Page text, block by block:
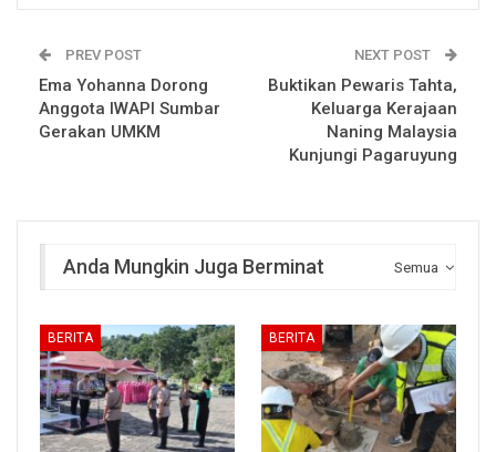
PREV POST
Ema Yohanna Dorong
Anggota IWAPI Sumbar
Gerakan UMKM
NEXT POST
Buktikan Pewaris Tahta,
Keluarga Kerajaan
Naning Malaysia
Kunjungi Pagaruyung
Semua
Anda Mungkin Juga Berminat
BERITA BERITA